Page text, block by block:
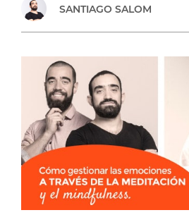
SANTIAGO SALOM